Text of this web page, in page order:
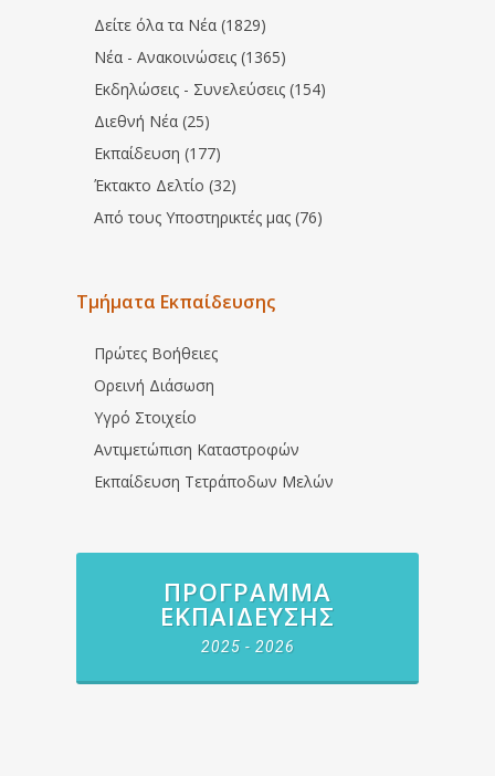
Δείτε όλα τα Νέα (1829)
Νέα - Ανακοινώσεις (1365)
Εκδηλώσεις - Συνελεύσεις (154)
Διεθνή Νέα (25)
Εκπαίδευση (177)
Έκτακτο Δελτίο (32)
Από τους Υποστηρικτές μας (76)
Τμήματα Εκπαίδευσης
Πρώτες Βοήθειες
Ορεινή Διάσωση
Υγρό Στοιχείο
Αντιμετώπιση Καταστροφών
Εκπαίδευση Τετράποδων Μελών
ΠΡΌΓΡΑΜΜΑ
ΕΚΠΑΊΔΕΥΣΗΣ
2025 - 2026